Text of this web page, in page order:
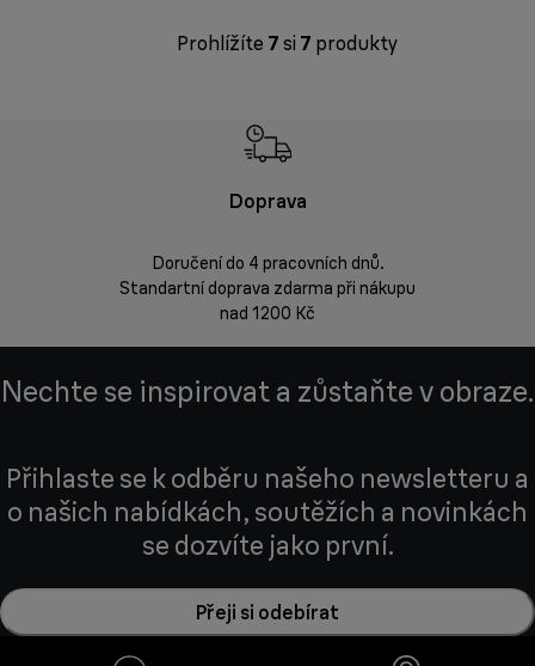
Prohlížíte 7 si 7 produkty
Doprava
Doručení do 4 pracovních dnů.
Standartní doprava zdarma při nákupu
nad 1200 Kč
Nechte se inspirovat a zůstaňte v obraze.
Přihlaste se k odběru našeho newsletteru a
o našich nabídkách, soutěžích a novinkách
se dozvíte jako první.
Přeji si odebírat